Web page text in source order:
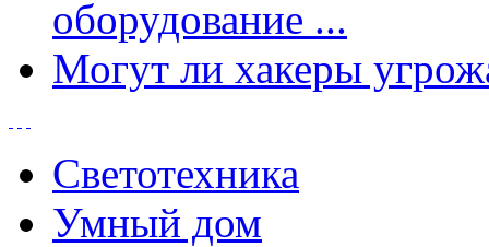
оборудование ...
Могут ли хакеры
Светотехника
Умный дом